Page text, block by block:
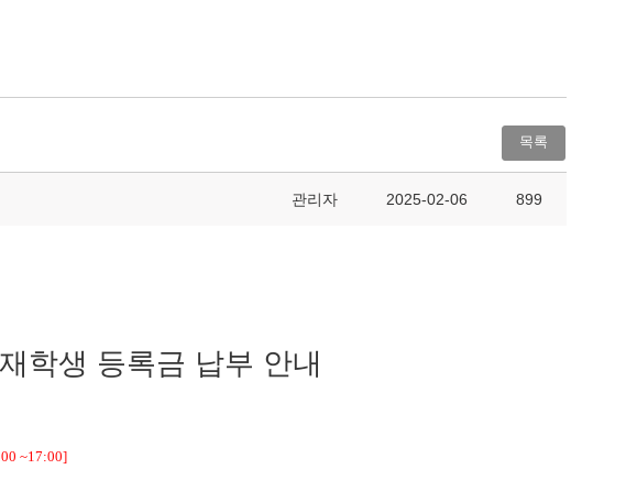
목록
관리자 2025-02-06 899
학생 등록금 납부 안내
~17:00]